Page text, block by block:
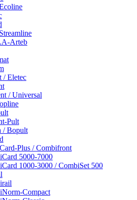
Arteb
/ Eletec
/ Universal
Pult
/ Bopult
Plus / Combifront
5000-7000
1000-3000 / CombiSet 500
Compact